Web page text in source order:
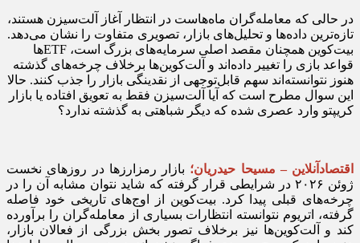
در حالی که معامله‌گران ماه‌هاست در انتظار آغاز آلت‌سیزن هستند،
تازه‌ترین داده‌ها و تحلیل‌های بازار، تصویری متفاوت را نشان می‌دهد.
بیت‌کوین همچنان مقصد اصلی سرمایه‌های بزرگ است، ETFها
قواعد بازی را تغییر داده‌اند و آلت‌کوین‌ها برخلاف چرخه‌های گذشته
هنوز نتوانسته‌اند سهم قابل‌توجهی از نقدینگی بازار را جذب کنند. حالا
این سوال مطرح است که آیا آلت‌سیزن فقط به تعویق افتاده یا بازار
کریپتو وارد عصری شده که دیگر شباهتی به گذشته ندارد؟
اقتصادآنلاین – مسیحا حیدریان؛ بازار رمزارزها در روزهای نخست
ژوئن ۲۰۲۶ در شرایطی قرار گرفته که شاید نتوان مشابه آن را در
چرخه‌های قبلی پیدا کرد. بیت‌کوین از اوج‌های تاریخی خود فاصله
گرفته، اتریوم نتوانسته انتظارات بسیاری از معامله‌گران را برآورده
کند و آلت‌کوین‌ها نیز برخلاف تصور بخش بزرگی از فعالان بازار،